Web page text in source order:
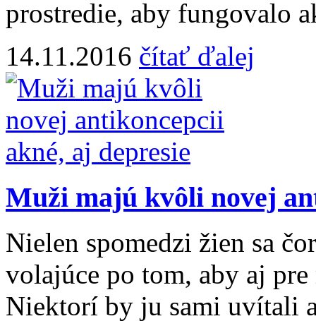
prostredie, aby fungovalo
14.11.2016 čítať ďalej
Muži majú kvôli novej
Nielen spomedzi žien sa
volajúce po tom, aby aj
Niektorí by ju sami uvítali